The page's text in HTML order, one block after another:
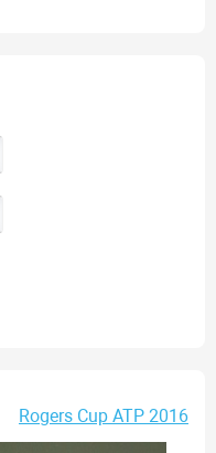
Rogers Cup ATP 2016